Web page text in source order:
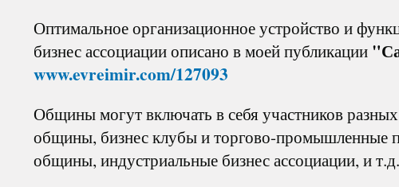
Оптимальное организационное устройство и
бизнес ассоциации описано в моей публикации
www.evreimir.com/127093
Общины могут включать в себя участников
общины, бизнес клубы и торгово-промышленные
общины, индустриальные бизнес ассоциации, и т.д.